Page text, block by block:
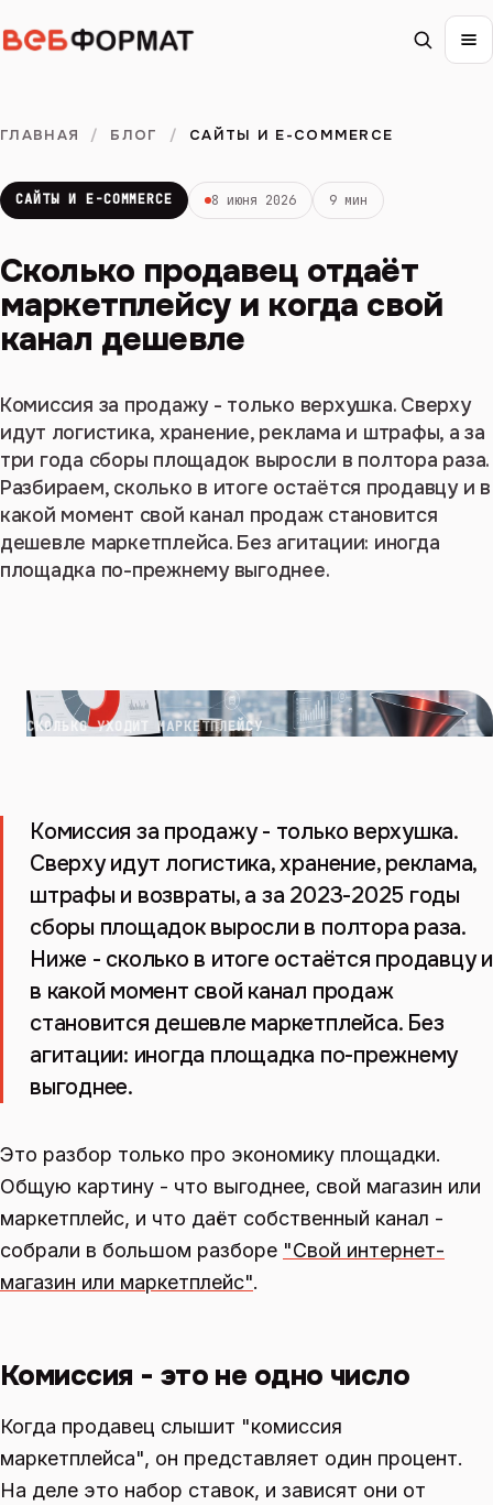
ГЛАВНАЯ / БЛОГ / САЙТЫ И E-COMMERCE
САЙТЫ И E-COMMERCE 8 июня 2026 9 мин
Сколько продавец отдаёт
маркетплейсу и когда свой
канал дешевле
Комиссия за продажу - только верхушка. Сверху
идут логистика, хранение, реклама и штрафы, а за
три года сборы площадок выросли в полтора раза.
Разбираем, сколько в итоге остаётся продавцу и в
какой момент свой канал продаж становится
дешевле маркетплейса. Без агитации: иногда
площадка по-прежнему выгоднее.
СКОЛЬКО УХОДИТ МАРКЕТПЛЕЙСУ
Комиссия за продажу - только верхушка.
Сверху идут логистика, хранение, реклама,
штрафы и возвраты, а за 2023-2025 годы
сборы площадок выросли в полтора раза.
Ниже - сколько в итоге остаётся продавцу и
в какой момент свой канал продаж
становится дешевле маркетплейса. Без
агитации: иногда площадка по-прежнему
выгоднее.
Это разбор только про экономику площадки.
Общую картину - что выгоднее, свой магазин или
маркетплейс, и что даёт собственный канал -
собрали в большом разборе "Свой интернет-
магазин или маркетплейс".
Комиссия - это не одно число
Когда продавец слышит "комиссия
маркетплейса", он представляет один процент.
На деле это набор ставок, и зависят они от